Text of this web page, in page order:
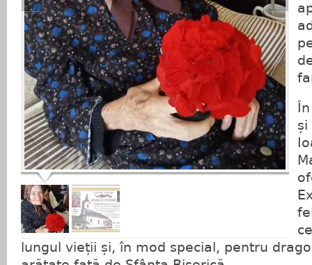
și
lungul vieții și, în mod special, pentru